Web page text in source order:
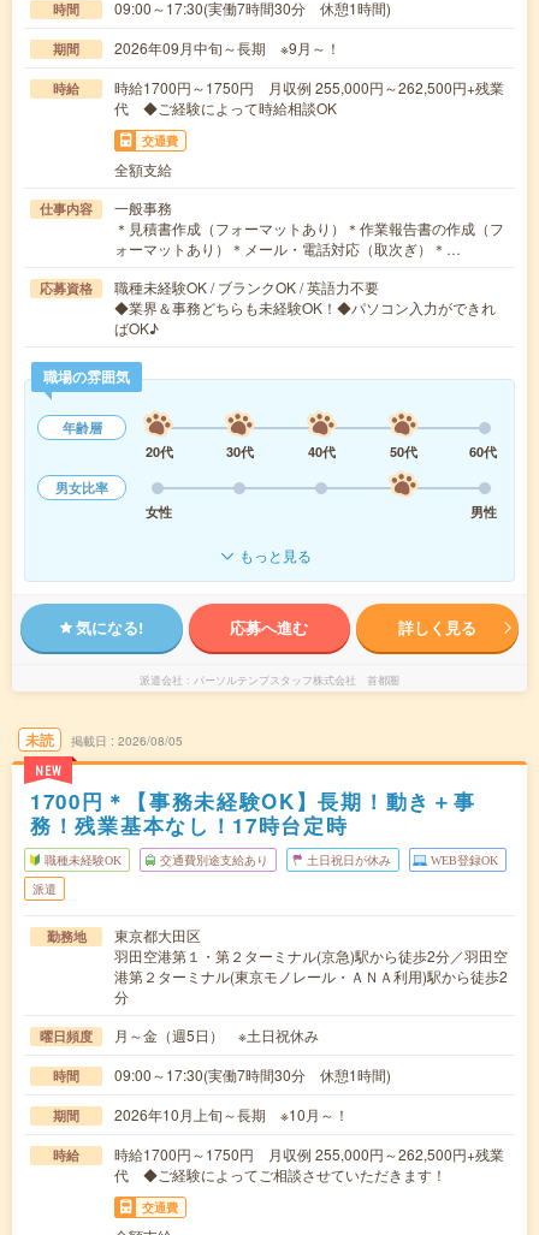
時間 09:00～17:30(実働7時間30分 休憩1時間)
期間 2026年09月中旬～長期 ※9月～！
時給
時給1700円～1750円 月収例 255,000円～262,500円+残業
代 ◆ご経験によって時給相談OK
交通費
全額支給
仕事内容
一般事務
＊見積書作成（フォーマットあり）＊作業報告書の作成（フ
ォーマットあり）＊メール・電話対応（取次ぎ）＊…
応募資格
職種未経験OK / ブランクOK / 英語力不要
◆業界＆事務どちらも未経験OK！◆パソコン入力ができれ
ばOK♪
職場の雰囲気
年齢層
20代
30代 40代 50代
60代
男女比率
女性
男性
もっと見る
気になる! 応募へ進む 詳しく見る
派遣会社 パーソルテンプスタッフ株式会社 首都圏
未読
NEW
掲載日 2026/08/05
1700円＊【事務未経験OK】長期！動き＋事
務！残業基本なし！17時台定時
職種未経験OK 交通費別途支給あり 土日祝日が休み WEB登録OK
派遣
勤務地
東京都大田区
羽田空港第１・第２ターミナル(京急)駅から徒歩2分／羽田空
港第２ターミナル(東京モノレール・ＡＮＡ利用)駅から徒歩2
分
曜日頻度 月～金（週5日） ※土日祝休み
時間 09:00～17:30(実働7時間30分 休憩1時間)
期間 2026年10月上旬～長期 ※10月～！
時給
時給1700円～1750円 月収例 255,000円～262,500円+残業
代 ◆ご経験によってご相談させていただきます！
交通費